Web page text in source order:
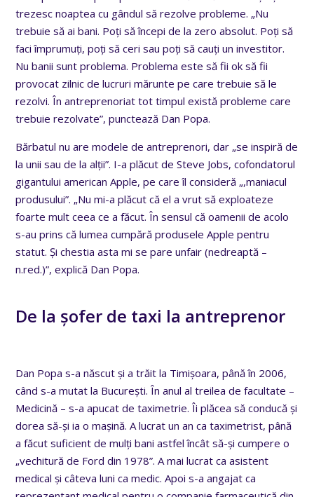
trezesc noaptea cu gândul să rezolve probleme. „Nu
trebuie să ai bani. Poți să începi de la zero absolut. Poți să
faci împrumuți, poți să ceri sau poți să cauți un investitor.
Nu banii sunt problema. Problema este să fii ok să fii
provocat zilnic de lucruri mărunte pe care trebuie să le
rezolvi. În antreprenoriat tot timpul există probleme care
trebuie rezolvate”, punctează Dan Popa.
Bărbatul nu are modele de antreprenori, dar „se inspiră de
la unii sau de la alții”. I-a plăcut de Steve Jobs, cofondatorul
gigantului american Apple, pe care îl consideră „,maniacul
produsului”. „Nu mi-a plăcut că el a vrut să exploateze
foarte mult ceea ce a făcut. În sensul că oamenii de acolo
s-au prins că lumea cumpără produsele Apple pentru
statut. Și chestia asta mi se pare unfair (nedreaptă –
n.red.)”, explică Dan Popa.
De la șofer de taxi la antreprenor
Dan Popa s-a născut și a trăit la Timișoara, până în 2006,
când s-a mutat la București. În anul al treilea de facultate –
Medicină – s-a apucat de taximetrie. Îi plăcea să conducă și
dorea să-și ia o mașină. A lucrat un an ca taximetrist, până
a făcut suficient de mulți bani astfel încât să-și cumpere o
„vechitură de Ford din 1978”. A mai lucrat ca asistent
medical și câteva luni ca medic. Apoi s-a angajat ca